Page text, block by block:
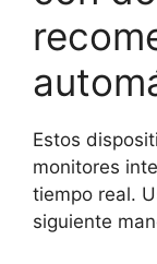
Estos
monitores
tiempo real.
siguiente